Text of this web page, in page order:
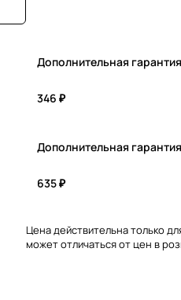
Дополнительная
346 ₽
Дополнительная
635 ₽
Цена действительна только
может отличаться от цен в